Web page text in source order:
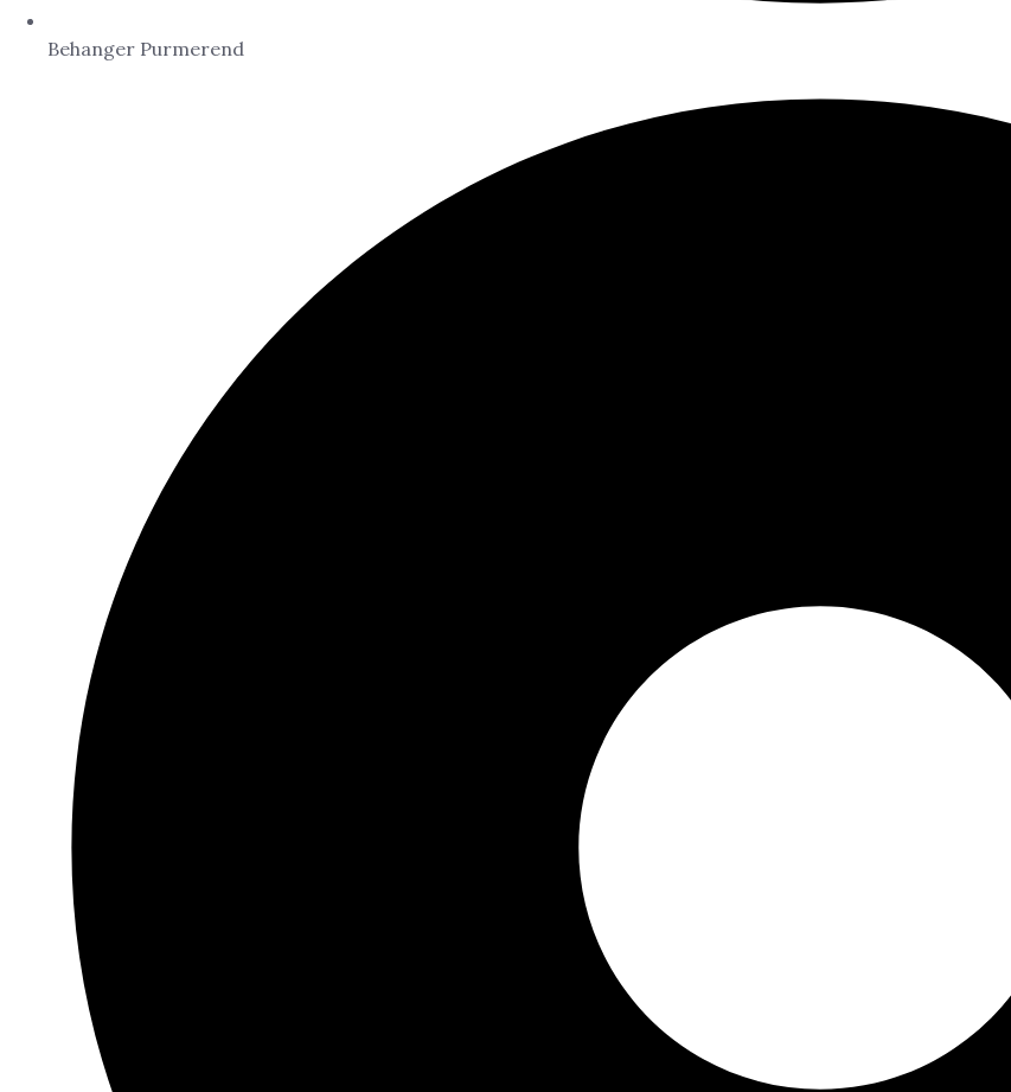
Behanger Purmerend